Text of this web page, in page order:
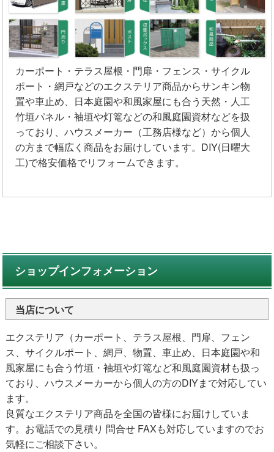
カーポート・テラス屋根・門扉・フェンス・サイクル
ポート・網戸などのエクステリア商品からサンキン物
置や車止め、日本庭園や和風家屋にも合う天然・人工
竹垣パネル・袖垣や灯篭などの和風庭園資材などを扱
っており、ハウスメーカー（工務店様など）から個人
の方まで幅広く商品をお届けしています。DIY(日曜大
工)で格安価格でリフォームできます。
ショップインフォメーション
当店について
エクステリア（カーポート、テラス屋根、門扉、フェン
ス、サイクルポート、網戸、物置、車止め、日本庭園や和
風家屋にも合う竹垣・袖垣や灯篭など和風庭園資材も扱っ
ており、ハウスメーカーから個人の方のDIYまで対応してい
ます。
良質なエクステリア商品を全国の皆様にお届けしていま
す。お電話での見積り 問合せ FAXも対応していますのでお
気軽にご相談下さい。